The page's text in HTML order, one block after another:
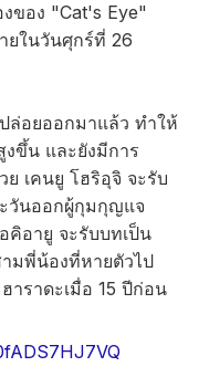
ของ "Cat's Eye"
ยในวันศุกร์ที่ 26
ล่อยออกมาแล้ว ทำให้
ขึ้น และยังมีการ
เคนยู โฮริอุจิ จะรับ
วันออกผู้กุมกุญแจ
อายู จะรับบทเป็น
มพี่น้องที่หายตัวไป
ราดะเมื่อ 15 ปีก่อน